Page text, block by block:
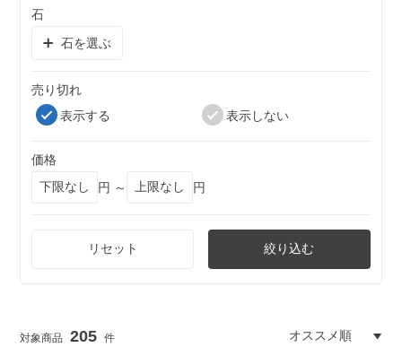
石
石を選ぶ
売り切れ
表示する
表示しない
価格
円 ～
円
リセット 絞り込む
205